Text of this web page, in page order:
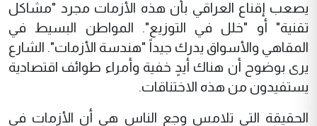
يصعب إقناع العراقي بأن هذه الأزمات مجرد "مشاكل
تقنية" أو "خلل في التوزيع". المواطن البسيط في
المقاهي والأسواق يدرك جيداً "هندسة الأزمات". الشارع
يرى بوضوح أن هناك أيدٍ خفية وأمراء طوائف اقتصادية
يستفيدون من هذه الاختناقات.
الحقيقة التي تلامس وجع الناس هي أن الأزمات في